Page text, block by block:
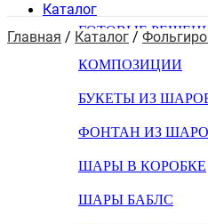
Каталог
ГОТОВЫЕ
КОМПОЗИЦИИ
БУКЕТЫ ИЗ
ФОНТАН ИЗ
ШАРЫ В КОРОБКЕ
ШАРЫ БАБЛС
Главная / Каталог /